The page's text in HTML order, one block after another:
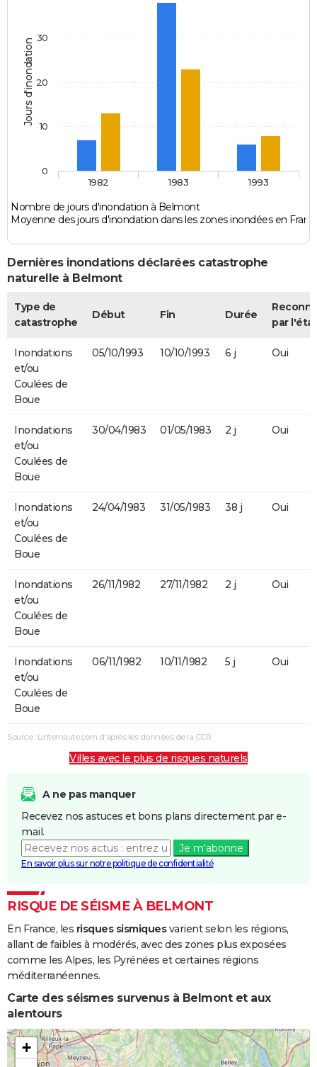
Jours d'inondation
Nombre de jours d'inondation à Belmont
Moyenne des jours d'inondation dans les zones inondées en
1982 1983 1993
0
10
20
30
Dernières inondations déclarées catastrophe
naturelle à Belmont
Type de
catastrophe
Début Fin Durée
par l'état
Inondations
et/ou
Coulées de
Boue
05/10/1993 10/10/1993 6 j Oui
Inondations
et/ou
Coulées de
Boue
30/04/1983 01/05/1983 2 j Oui
Inondations
et/ou
Coulées de
Boue
24/04/1983 31/05/1983 38 j Oui
Inondations
et/ou
Coulées de
Boue
26/11/1982 27/11/1982 2 j Oui
Inondations
et/ou
Coulées de
Boue
06/11/1982 10/11/1982 5 j Oui
Source : Linternaute.com d'après les données de la CCR
Villes avec le plus de risques naturels
A ne pas manquer
Recevez nos astuces et bons plans directement par e-
mail.
Je m'abonne
En savoir plus sur notre politique de confidentialité
RISQUE DE SÉISME À BELMONT
En France, les risques sismiquesvarient selon les régions,
allant de faibles à modérés, avec des zones plus exposées
comme les Alpes, les Pyrénées et certaines régions
méditerranéennes.
Carte des séismes survenus à Belmont et aux
alentours
+